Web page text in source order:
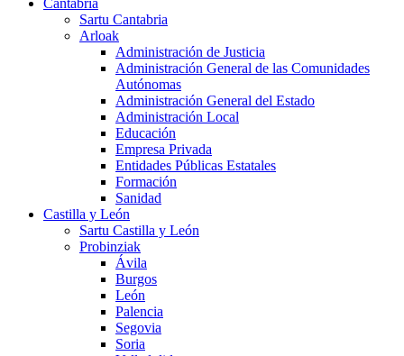
Cantabria
Sartu Cantabria
Arloak
Administración de Justicia
Administración General de las Comunidades
Autónomas
Administración General del Estado
Administración Local
Educación
Empresa Privada
Entidades Públicas Estatales
Formación
Sanidad
Castilla y León
Sartu Castilla y León
Probinziak
Ávila
Burgos
León
Palencia
Segovia
Soria